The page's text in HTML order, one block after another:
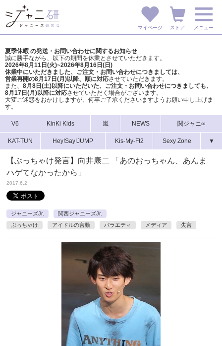
マイページ ストア メニュー
夏季休暇 の発送・お問い合わせに関するお知らせ
誠に勝手ながら、以下の期間を休業とさせていただきます。
2026年8月11日(火)~2026年8月16日(日)
休業中にいただきました、ご注文・お問い合わせにつきましては、
営業再開の8月17日(月)以降、順に対応させていただきます。
また、 8月8日(土)以降にいただいた、ご注文・ お問い合わせにつきましても、
8月17日(月)以降に対応させていただく場合がございます。
大変ご迷惑をおかけしますが、 何卒ご了承くださいますようお願い申し上げま
す。
V6 KinKi Kids 嵐 NEWS 関ジャニ∞
KAT-TUN Hey!Say!JUMP Kis-My-Ft2 Sexy Zone ▼
【ぶっちゃけ発言】向井康二 「あのおっちゃん、あんま
ハゲてなかったから」
2017.6.2
ジャニーズJr.
関西ジャニーズJr.
ぶっちゃけ
アイドルの言動 バラエティ メディア 失言